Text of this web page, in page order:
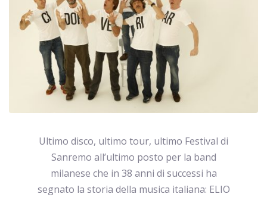
Ultimo disco, ultimo tour, ultimo Festival di
Sanremo all’ultimo posto per la band
milanese che in 38 anni di successi ha
segnato la storia della musica italiana: ELIO